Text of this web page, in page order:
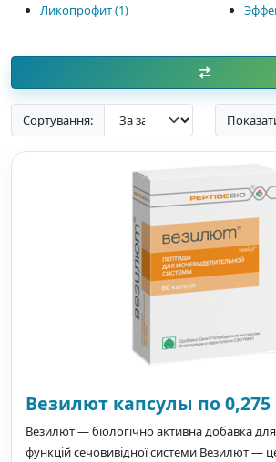
Ликопрофит (1)
Сортування:
Везилют капсулы по 0,275
Везилют — біологічно активна добавка
функцій сечовивідної системи Везилют —